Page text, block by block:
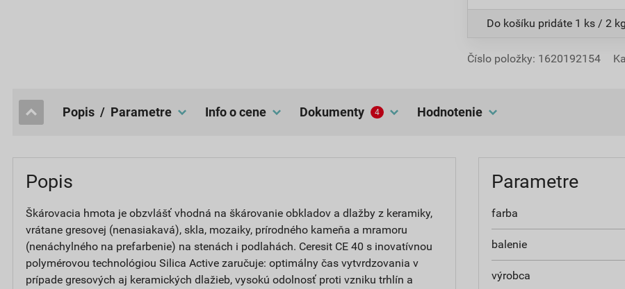
Do košíku pridáte 1 ks / 2 kg
Číslo položky: 1620192154
popis / Parametre Info o cene dokumenty 4 hodnotenie
Popis
Škárovacia hmota je obzvlášť vhodná na škárovanie obkladov a dlažby z keramiky,
vrátane gresovej (nenasiakavá), skla, mozaiky, prírodného kameňa a mramoru
(nenáchylného na prefarbenie) na stenách i podlahách. Ceresit CE 40 s inovatívnou
polymérovou technológiou Silica Active zaručuje: optimálny čas vytvrdzovania v
prípade gresových aj keramických dlažieb, vysokú odolnosť proti vzniku trhlín a
Parametre
farba
balenie
výrobca